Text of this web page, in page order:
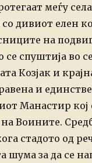
меѓу
дивиот елен
на
спуштија во
Козјак и
и
Манастир кој
на Воините.
стадото од
за да се